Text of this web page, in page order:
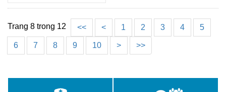
Trang 8 trong 12 << < 1 2 3 4 5
6 7 8 9 10 > >>